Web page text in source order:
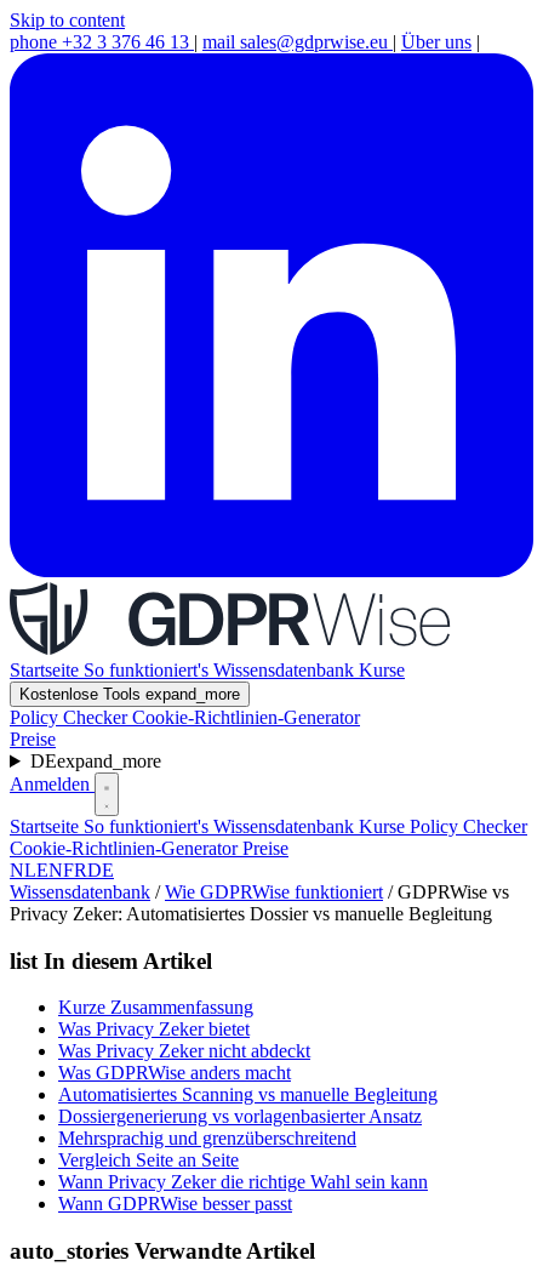
Skip to content
phone +32 3 376 46 13 | mail sales@gdprwise.eu | Über uns |
Startseite So funktioniert's Wissensdatenbank Kurse
Kostenlose Tools expand_more
Policy CheckerCookie-Richtlinien-Generator
Preise
DEexpand_more
Anmelden
Startseite So funktioniert's Wissensdatenbank Kurse Policy Checker
Cookie-Richtlinien-GeneratorPreise
NLENFRDE
Wissensdatenbank / Wie GDPRWise funktioniert / GDPRWise vs
Privacy Zeker: Automatisiertes Dossier vs manuelle Begleitung
list In diesem Artikel
Kurze Zusammenfassung
Was Privacy Zeker bietet
Was Privacy Zeker nicht abdeckt
Was GDPRWise anders macht
Automatisiertes Scanning vs manuelle Begleitung
Dossiergenerierung vs vorlagenbasierter Ansatz
Mehrsprachig und grenzüberschreitend
Vergleich Seite an Seite
Wann Privacy Zeker die richtige Wahl sein kann
Wann GDPRWise besser passt
auto_stories Verwandte Artikel